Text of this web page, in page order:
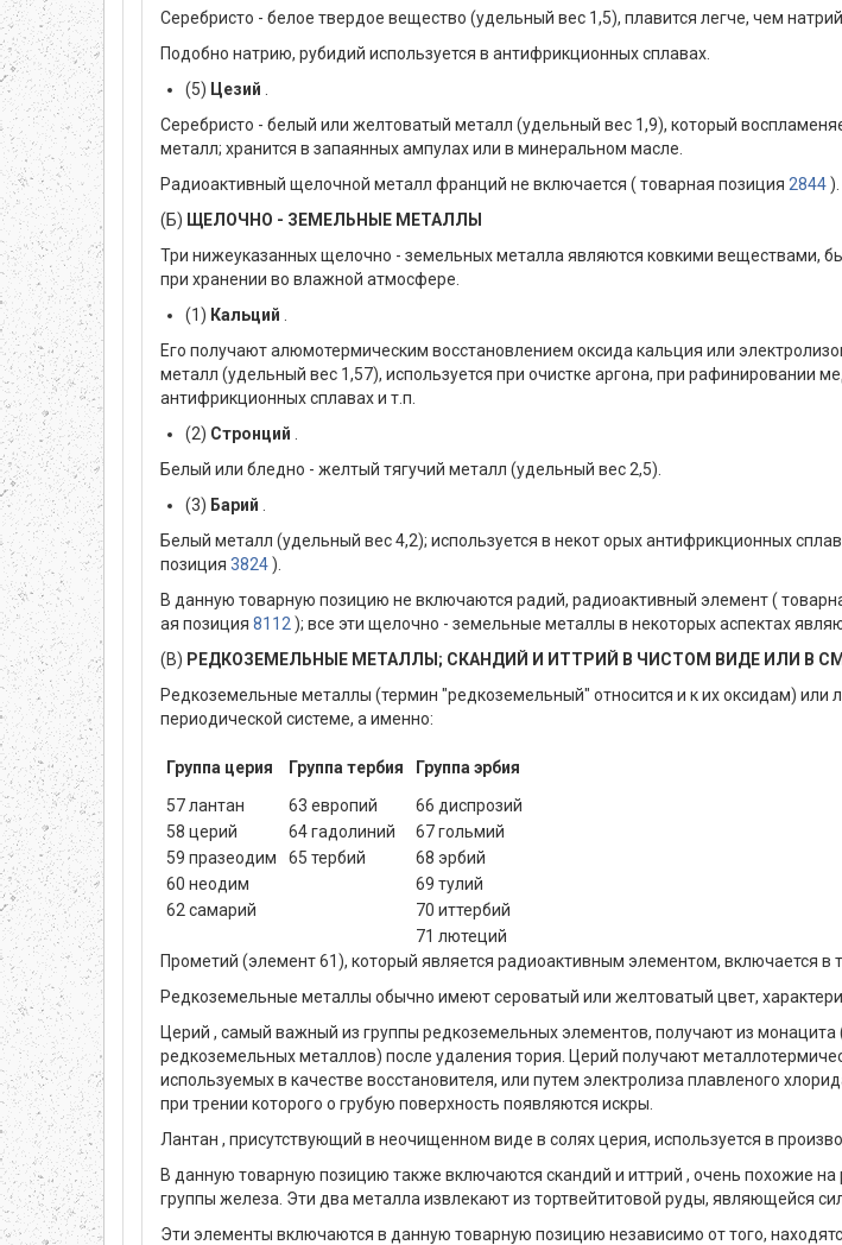
Серебристо - белое твердое вещество (удельный вес 1,5), плавится легче, чем
Подобно натрию, рубидий используется в антифрикционных сплавах.
(5) Цезий
Серебристо - белый или желтоватый металл (удельный вес 1,9), который
металл; хранится в запаянных ампулах или в минеральном масле.
Радиоактивный щелочной металл франций не включается ( товарная позиция 2844).
(Б) ЩЕЛОЧНО - ЗЕМЕЛЬНЫЕ МЕТАЛЛЫ
Три нижеуказанных щелочно - земельных металла являются ковкими веществами,
при хранении во влажной атмосфере.
(1) Кальций
Его получают алюмотермическим восстановлением оксида кальция или
металл (удельный вес 1,57), используется при очистке аргона, при рафинировании
антифрикционных сплавах и т.п.
(2) Стронций
Белый или бледно - желтый тягучий металл (удельный вес 2,5).
(3) Барий
Белый металл (удельный вес 4,2); используется в некот орых антифрикционных
позиция 3824).
В данную товарную позицию не включаются радий, радиоактивный элемент (
ая позиция 8112 ); все эти щелочно - земельные металлы в некоторых аспектах
(В) РЕДКОЗЕМЕЛЬНЫЕ МЕТАЛЛЫ; СКАНДИЙ И ИТТРИЙ В ЧИСТОМ ВИДЕ ИЛИ В
Редкоземельные металлы (термин "редкоземельный" относится и к их оксидам)
периодической системе, а именно:
Группа церия Группа тербия
Группа эрбия
57 лантан
63 европий
66 диспрозий
58 церий
64 гадолиний
67 гольмий
59 празеодим
65 тербий
68 эрбий
60 неодим
69 тулий
62 самарий
70 иттербий
71 лютеций
Прометий (элемент 61), который является радиоактивным элементом, включается в
Редкоземельные металлы обычно имеют сероватый или желтоватый цвет,
Церий , самый важный из группы редкоземельных элементов, получают из
редкоземельных металлов) после удаления тория. Церий получают
используемых в качестве восстановителя, или путем электролиза плавленого
при трении которого о грубую поверхность появляются искры.
Лантан , присутствующий в неочищенном виде в солях церия, используется в
В данную товарную позицию также включаются скандий и иттрий , очень похожие
группы железа. Эти два металла извлекают из тортвейтитовой руды, являющейся
Эти элементы включаются в данную товарную позицию независимо от того,